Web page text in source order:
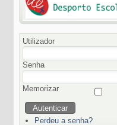
Utilizador
Senha
Memorizar
Perdeu a senha?